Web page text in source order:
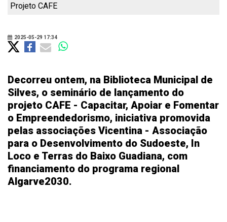
Projeto CAFE
2025-05-29 17:34
Decorreu ontem, na Biblioteca Municipal de
Silves, o seminário de lançamento do
projeto CAFE - Capacitar, Apoiar e Fomentar
o Empreendedorismo, iniciativa promovida
pelas associações Vicentina - Associação
para o Desenvolvimento do Sudoeste, In
Loco e Terras do Baixo Guadiana, com
financiamento do programa regional
Algarve2030.